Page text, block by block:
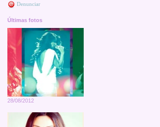
Denunciar
Últimas fotos
28/08/2012